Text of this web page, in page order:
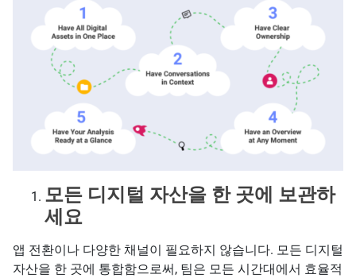
모든 디지털 자산을 한 곳에 보관하
세요
앱 전환이나 다양한 채널이 필요하지 않습니다. 모든 디지털
자산을 한 곳에 통합함으로써, 팀은 모든 시간대에서 효율적